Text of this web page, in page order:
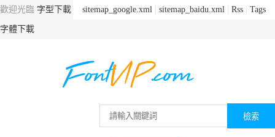
sitemap_google.xml sitemap_baidu.xml Rss Tags
歡迎光臨 字型下載
字體下載